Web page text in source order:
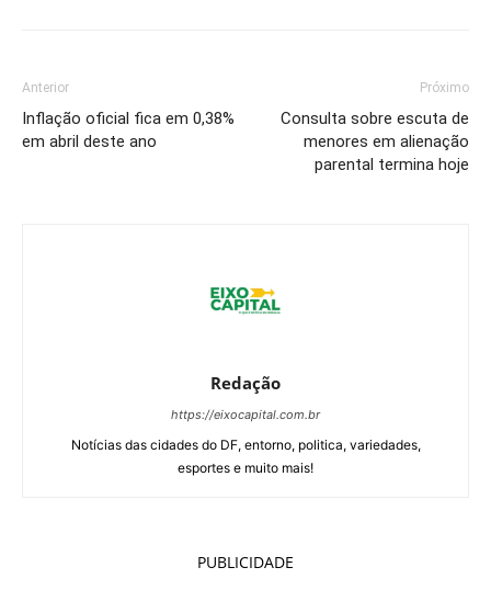
Anterior
Inflação oficial fica em 0,38%
em abril deste ano
Próximo
Consulta sobre escuta de
menores em alienação
parental termina hoje
Redação
https://eixocapital.com.br
Notícias das cidades do DF, entorno, politica, variedades,
esportes e muito mais!
PUBLICIDADE